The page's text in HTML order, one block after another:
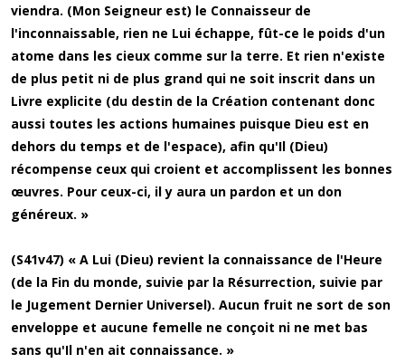
viendra. (Mon Seigneur est) le Connaisseur de
l'inconnaissable, rien ne Lui échappe, fût-ce le poids d'un
atome dans les cieux comme sur la terre. Et rien n'existe
de plus petit ni de plus grand qui ne soit inscrit dans un
Livre explicite (du destin de la Création contenant donc
aussi toutes les actions humaines puisque Dieu est en
dehors du temps et de l'espace), afin qu'Il (Dieu)
récompense ceux qui croient et accomplissent les bonnes
œuvres. Pour ceux-ci, il y aura un pardon et un don
généreux. »
(S41v47) « A Lui (Dieu) revient la connaissance de l'Heure
(de la Fin du monde, suivie par la Résurrection, suivie par
le Jugement Dernier Universel). Aucun fruit ne sort de son
enveloppe et aucune femelle ne conçoit ni ne met bas
sans qu'Il n'en ait connaissance. »